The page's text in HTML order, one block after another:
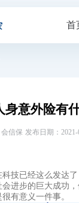
首
身意外险有
会信保 发布日期：2021-
技已经这么发达
进步的巨大成功
很有意义一件事。